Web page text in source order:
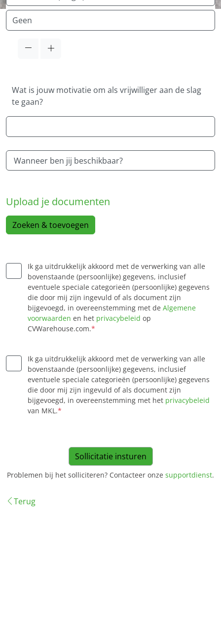
Taal
Wat is jouw motivatie om als vrijwilliger aan de slag
te gaan?
Wanneer ben jij beschikbaar?
Upload je documenten
Zoeken & toevoegen
Ik ga uitdrukkelijk akkoord met de verwerking van alle
bovenstaande (persoonlijke) gegevens, inclusief
eventuele speciale categorieën (persoonlijke) gegevens
die door mij zijn ingevuld of als document zijn
bijgevoegd, in overeenstemming met de Algemene
voorwaarden en het privacybeleid op
CVWarehouse.com.*
Ik ga uitdrukkelijk akkoord met de verwerking van alle
bovenstaande (persoonlijke) gegevens, inclusief
eventuele speciale categorieën (persoonlijke) gegevens
die door mij zijn ingevuld of als document zijn
bijgevoegd, in overeenstemming met het privacybeleid
van MKL.*
Problemen bij het solliciteren? Contacteer onze supportdienst.
Terug